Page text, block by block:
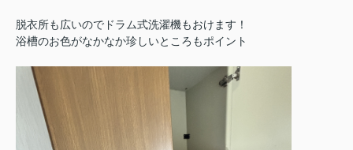
脱衣所も広いのでドラム式洗濯機もおけます！
浴槽のお色がなかなか珍しいところもポイント